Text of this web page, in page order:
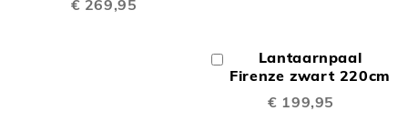
€ 269,95
Lantaarnpaal
Firenze zwart 220cm
€ 199,95
Winkelwagen